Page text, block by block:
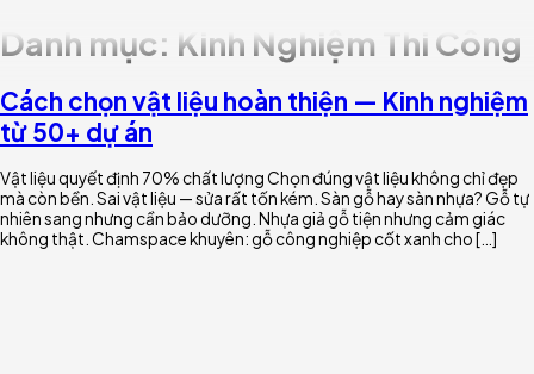
Chuyển
đến
dung
Danh mục:Kinh Nghiệm Thi
Cách chọn vật liệu hoàn thiện — Kinh
từ 50+ dự án
Vật liệu quyết định 70% chất lượng Chọn đúng vật liệu
mà còn bền. Sai vật liệu — sửa rất tốn kém. Sàn gỗ hay sàn
nhiên sang nhưng cần bảo dưỡng. Nhựa giả gỗ tiện nhưng